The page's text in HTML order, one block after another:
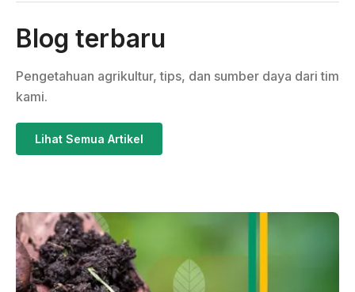
Blog terbaru
Pengetahuan agrikultur, tips, dan sumber daya dari tim
kami.
Lihat Semua Artikel